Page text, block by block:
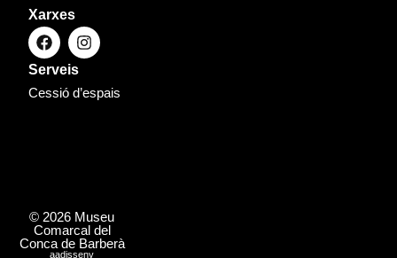
Xarxes
Serveis
Cessió d’espais
© 2026 Museu
Comarcal del
Conca de Barberà
aadisseny